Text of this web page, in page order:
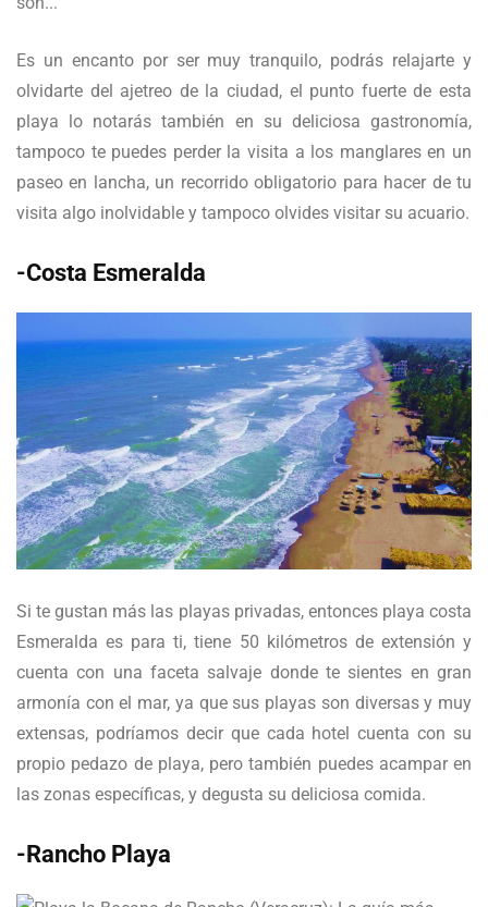
Es un encanto por ser muy tranquilo, podrás relajarte y
olvidarte del ajetreo de la ciudad, el punto fuerte de esta
playa lo notarás también en su deliciosa gastronomía,
tampoco te puedes perder la visita a los manglares en un
paseo en lancha, un recorrido obligatorio para hacer de tu
visita algo inolvidable y tampoco olvides visitar su acuario.
-Costa Esmeralda
Si te gustan más las playas privadas, entonces playa costa
Esmeralda es para ti, tiene 50 kilómetros de extensión y
cuenta con una faceta salvaje donde te sientes en gran
armonía con el mar, ya que sus playas son diversas y muy
extensas, podríamos decir que cada hotel cuenta con su
propio pedazo de playa, pero también puedes acampar en
las zonas específicas, y degusta su deliciosa comida.
-Rancho Playa